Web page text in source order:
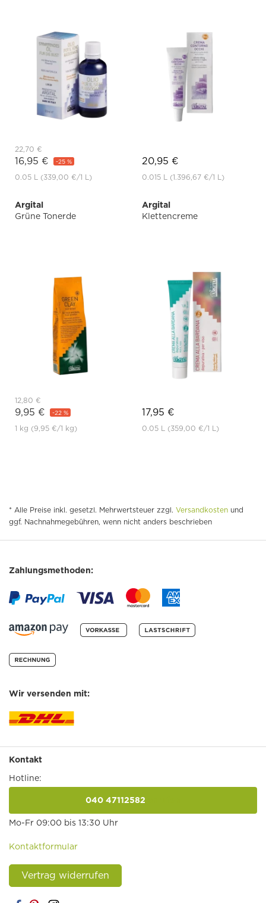
22,70 €
16,95 € -25 %
0.05 L (339,00 €/1 L)
20,95 €
0.015 L (1.396,67 €/1 L)
Argital
Grüne Tonerde
12,80 €
9,95 € -22 %
1 kg (9,95 €/1 kg)
Argital
Klettencreme
17,95 €
0.05 L (359,00 €/1 L)
* Alle Preise inkl. gesetzl. Mehrwertsteuer zzgl. Versandkosten und
ggf. Nachnahmegebühren, wenn nicht anders beschrieben
Zahlungsmethoden:
Wir versenden mit:
Kontakt
Hotline:
040 47112582
Mo-Fr 09:00 bis 13:30 Uhr
Kontaktformular
Vertrag widerrufen